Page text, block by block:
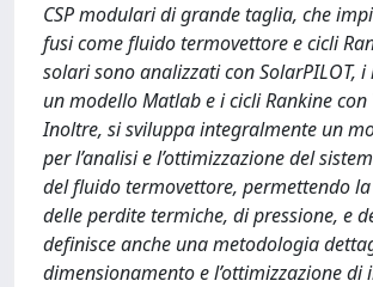
CSP modulari di grande taglia, che
fusi come fluido termovettore e cicli
solari sono analizzati con SolarPILOT,
un modello Matlab e i cicli Rankine con
Inoltre, si sviluppa integralmente un
per l’analisi e l’ottimizzazione del
del fluido termovettore, permettendo
delle perdite termiche, di pressione, e
definisce anche una metodologia
dimensionamento e l’ottimizzazione di